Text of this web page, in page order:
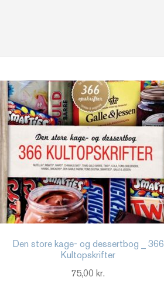
Den store kage- og dessertbog _ 366
Kultopskrifter
75,00kr.